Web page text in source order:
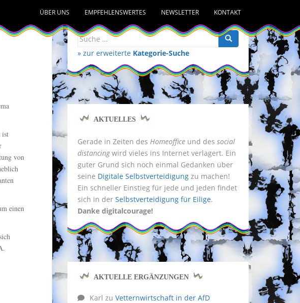
ÜBER UNS EMPFEHLENSWERTES NEWSLETTER KONTAKT
ist
von
einen
Suche
» zur erweiterte Kategorie-Suche
AKTUELLES
Gerade in Zeiten des Homeoffice und des social
distancingwird vieles ins Internet verlagert. Ein
guter Grund sich noch einmal Gedanken über
seine Digitale Selbstverteidigung zu machen!
Ein schneller Einstieg für jede und jeden findet
sich in der Selbstverteidigung für Eilige.
Danke digitalcourage!
AKTUELLE ERGÄNZUNGEN
Karl zu Vetternwirtschaft in der AfD